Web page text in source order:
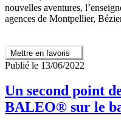
nouvelles aventures,
agences de Montpellier,
Mettre en favoris
Publié le 13/06/2022
Un second point
BALEO® sur le